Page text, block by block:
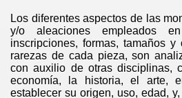
Los diferentes aspectos de las
y/o aleaciones empleados
inscripciones, formas, tamaños y
rarezas de cada pieza, son
con auxilio de otras disciplinas,
economía, la historia, el arte,
establecer su origen, uso, edad,